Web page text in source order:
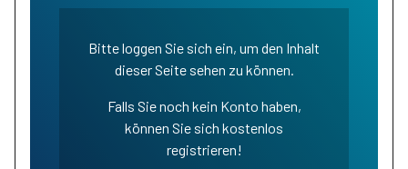
Bitte loggen Sie sich ein, um den Inhalt
dieser Seite sehen zu können.
Falls Sie noch kein Konto haben,
können Sie sich kostenlos
registrieren!